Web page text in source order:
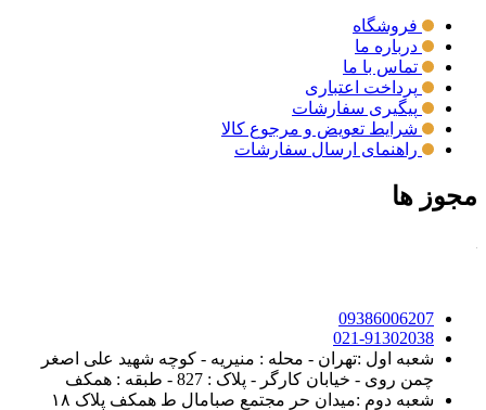
فروشگاه
درباره ما
تماس با ما
پرداخت اعتباری
پیگیری سفارشات
شرایط تعویض و مرجوع کالا
راهنمای ارسال سفارشات
مجوز ها
09386006207
021-91302038
شعبه اول :تهران - محله : منیریه - کوچه شهید علی اصغر
چمن روی - خیابان کارگر - پلاک : 827 - طبقه : همکف
شعبه دوم :میدان حر مجتمع صبامال ط همکف پلاک ۱۸